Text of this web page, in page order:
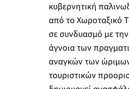
κυβερνητική
από το Χωροταξικό
σε συνδυασμό με
άγνοια των
αναγκών των
τουριστικών